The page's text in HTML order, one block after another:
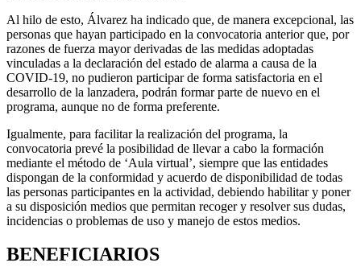
Al hilo de esto, Álvarez ha indicado que, de manera excepcional, las
personas que hayan participado en la convocatoria anterior que, por
razones de fuerza mayor derivadas de las medidas adoptadas
vinculadas a la declaración del estado de alarma a causa de la
COVID-19, no pudieron participar de forma satisfactoria en el
desarrollo de la lanzadera, podrán formar parte de nuevo en el
programa, aunque no de forma preferente.
Igualmente, para facilitar la realización del programa, la
convocatoria prevé la posibilidad de llevar a cabo la formación
mediante el método de ‘Aula virtual’, siempre que las entidades
dispongan de la conformidad y acuerdo de disponibilidad de todas
las personas participantes en la actividad, debiendo habilitar y poner
a su disposición medios que permitan recoger y resolver sus dudas,
incidencias o problemas de uso y manejo de estos medios.
BENEFICIARIOS